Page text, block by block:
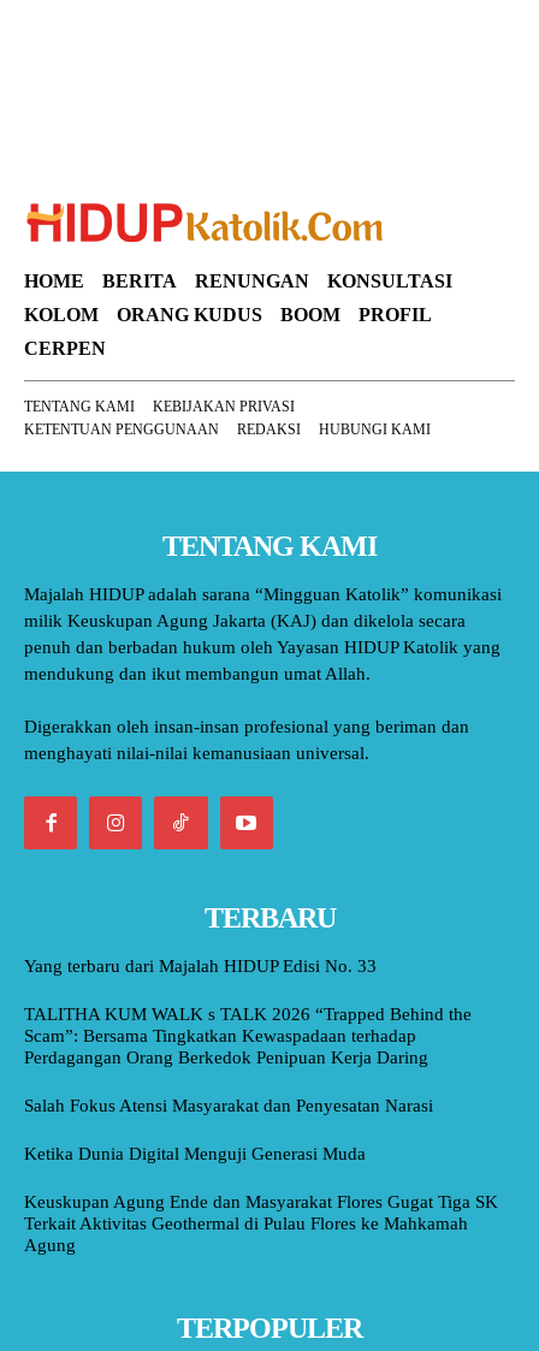
HOME BERITA RENUNGAN
KONSULTASI
KOLOM
ORANG KUDUS BOOM
PROFIL
CERPEN
TENTANG KAMI
KEBIJAKAN PRIVASI
KETENTUAN PENGGUNAAN
REDAKSI HUBUNGI KAMI
TENTANG KAMI
Majalah HIDUP adalah sarana “Mingguan Katolik” komunikasi
milik Keuskupan Agung Jakarta (KAJ) dan dikelola secara
penuh dan berbadan hukum oleh Yayasan HIDUP Katolik yang
mendukung dan ikut membangun umat Allah.
Digerakkan oleh insan-insan profesional yang beriman dan
menghayati nilai-nilai kemanusiaan universal.
TERBARU
Yang terbaru dari Majalah HIDUP Edisi No. 33
TALITHA KUM WALK s TALK 2026 “Trapped Behind the
Scam”: Bersama Tingkatkan Kewaspadaan terhadap
Perdagangan Orang Berkedok Penipuan Kerja Daring
Salah Fokus Atensi Masyarakat dan Penyesatan Narasi
Ketika Dunia Digital Menguji Generasi Muda
Keuskupan Agung Ende dan Masyarakat Flores Gugat Tiga SK
Terkait Aktivitas Geothermal di Pulau Flores ke Mahkamah
Agung
TERPOPULER